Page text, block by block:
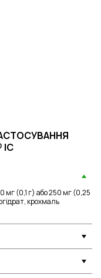
мг (0,1 г) або 250 мг (0,25
крохмаль